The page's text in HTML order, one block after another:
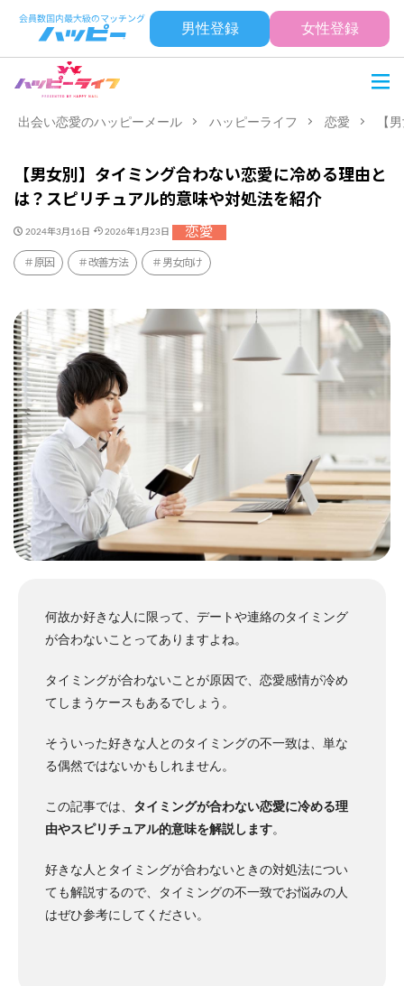
男性登録 女性登録
出会い恋愛のハッピーメール ハッピーライフ 恋愛 【
【男女別】タイミング合わない恋愛に冷める理由と
は？スピリチュアル的意味や対処法を紹介
2024年3月16日 2026年1月23日 恋愛
原因 改善方法 男女向け
何故か好きな人に限って、デートや連絡のタイミング
が合わないことってありますよね。
タイミングが合わないことが原因で、恋愛感情が冷め
てしまうケースもあるでしょう。
そういった好きな人とのタイミングの不一致は、単な
る偶然ではないかもしれません。
この記事では、 タイミングが合わない恋愛に冷める理
由やスピリチュアル的意味を解説します。
好きな人とタイミングが合わないときの対処法につい
ても解説するので、タイミングの不一致でお悩みの人
はぜひ参考にしてください。